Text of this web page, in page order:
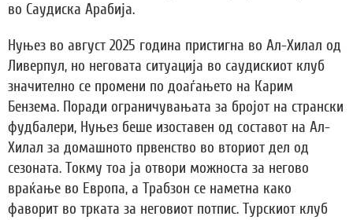
во Саудиска Арабија.
Нуњез во август 2025 година пристигна во Ал-Хилал од
Ливерпул, но неговата ситуација во саудискиот клуб
значително се промени по доаѓањето на Карим
Бензема. Поради ограничувањата за бројот на странски
фудбалери, Нуњез беше изоставен од составот на Ал-
Хилал за домашното првенство во вториот дел од
сезоната. Токму тоа ја отвори можноста за негово
враќање во Европа, а Трабзон се наметна како
фаворит во трката за неговиот потпис. Турскиот клуб